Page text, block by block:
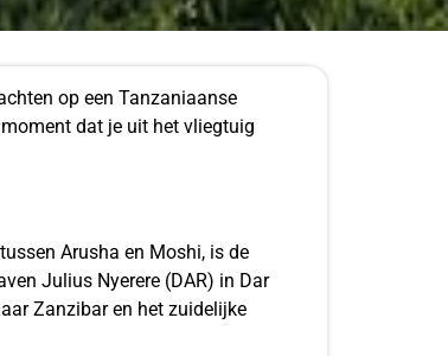
op een Tanzaniaanse
dat je uit het vliegtuig
Arusha en Moshi, is de
Julius Nyerere (DAR) in Dar
Zanzibar en het zuidelijke